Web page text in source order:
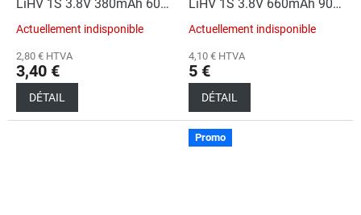
LiHV 1S 3.8V 380mAh 60C
PH2.0 Plastic Head
Actuellement indisponible
2,80 € HTVA
3,40 €
DÉTAIL
LiHV 1S 3.8V 660mAh 90C
PH2.0 Cabled
Actuellement indisponible
4,10 € HTVA
5 €
DÉTAIL
Promo